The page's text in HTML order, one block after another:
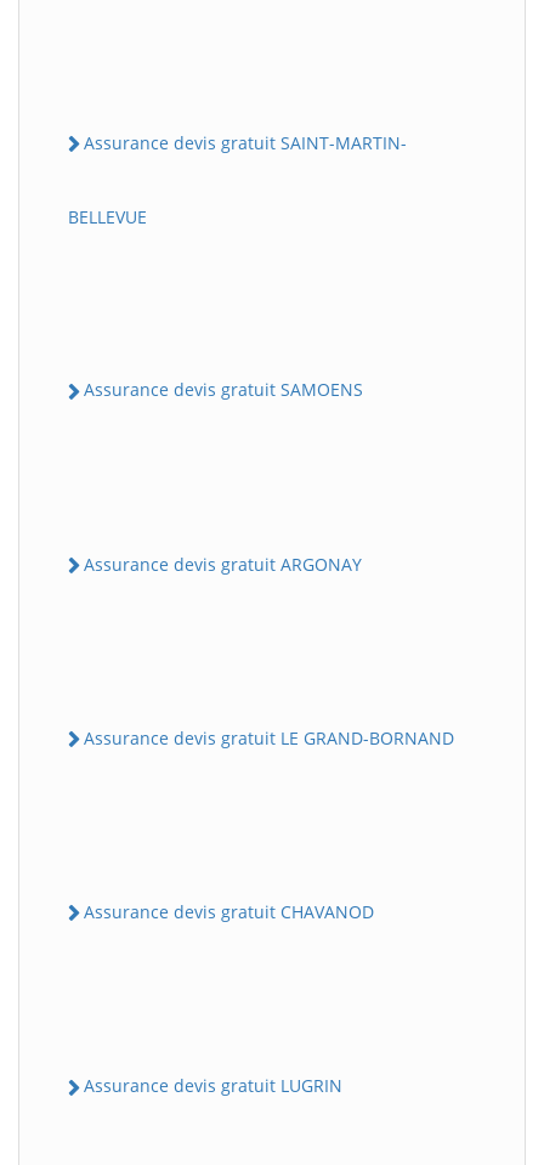
Assurance devis gratuit SAINT-MARTIN-
BELLEVUE
Assurance devis gratuit SAMOENS
Assurance devis gratuit ARGONAY
Assurance devis gratuit LE GRAND-BORNAND
Assurance devis gratuit CHAVANOD
Assurance devis gratuit LUGRIN